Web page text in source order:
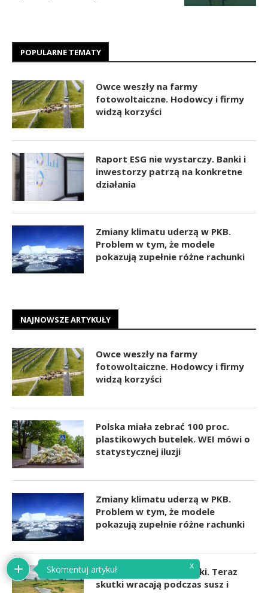
POPULARNE TEMATY
Owce weszły na farmy
fotowoltaiczne. Hodowcy i firmy
widzą korzyści
Raport ESG nie wystarczy. Banki i
inwestorzy patrzą na konkretne
działania
Zmiany klimatu uderzą w PKB.
Problem w tym, że modele
pokazują zupełnie różne rachunki
NAJNOWSZE ARTYKUŁY
Owce weszły na farmy
fotowoltaiczne. Hodowcy i firmy
widzą korzyści
Polska miała zebrać 100 proc.
plastikowych butelek. WEI mówi o
statystycznej iluzji
Zmiany klimatu uderzą w PKB.
Problem w tym, że modele
pokazują zupełnie różne rachunki
Chcieliśmy ujarzmić rzeki. Teraz
skutki wracają podczas susz i
Skomentuj artykuł x